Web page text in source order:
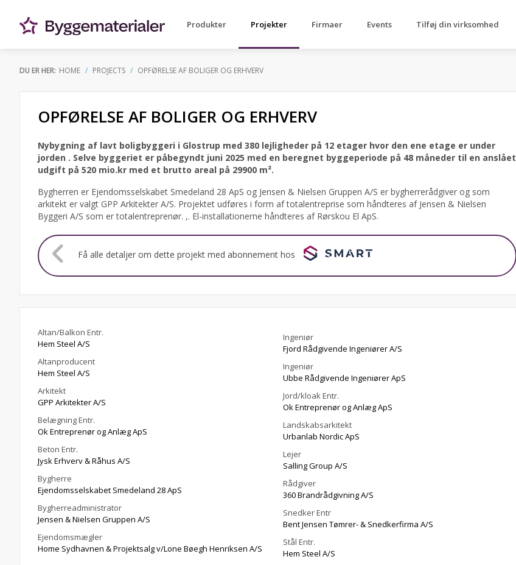
Produkter Projekter Firmaer Events Tilføj din virksomhed
DU ER HER: HOME PROJECTS OPFØRELSE AF BOLIGER OG ERHVERV
OPFØRELSE AF BOLIGER OG ERHVERV
Nybygning af lavt boligbyggeri i Glostrup med 380 lejligheder på 12 etager hvor den ene etage er under
jorden . Selve byggeriet er påbegyndt juni 2025 med en beregnet byggeperiode på 48 måneder til en anslået
udgift på 520 mio.kr med et brutto areal på 29900 m².
Bygherren er Ejendomsselskabet Smedeland 28 ApS og Jensen & Nielsen Gruppen A/S er bygherrerådgiver og som
arkitekt er valgt GPP Arkitekter A/S. Projektet udføres i form af totalentreprise som håndteres af Jensen & Nielsen
Byggeri A/S som er totalentreprenør. ,. El-installationerne håndteres af Rørskou El ApS.
Få alle detaljer om dette projekt med abonnement hos
Altan/Balkon Entr.
Hem Steel A/S
Altanproducent
Hem Steel A/S
Arkitekt
GPP Arkitekter A/S
Belægning Entr.
Ok Entreprenør og Anlæg ApS
Beton Entr.
Jysk Erhverv & Råhus A/S
Bygherre
Ejendomsselskabet Smedeland 28 ApS
Bygherreadministrator
Jensen & Nielsen Gruppen A/S
Ejendomsmægler
Home Sydhavnen & Projektsalg v/Lone Bøegh Henriksen A/S
Ingeniør
Fjord Rådgivende Ingeniører A/S
Ingeniør
Ubbe Rådgivende Ingeniører ApS
Jord/kloak Entr.
Ok Entreprenør og Anlæg ApS
Landskabsarkitekt
Urbanlab Nordic ApS
Lejer
Salling Group A/S
Rådgiver
360 Brandrådgivning A/S
Snedker Entr
Bent Jensen Tømrer- & Snedkerfirma A/S
Stål Entr.
Hem Steel A/S